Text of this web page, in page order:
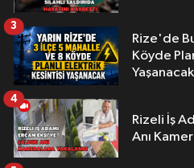
Rize'de
Köyde
Yaşanacak
3
Rizeli İş
Anı
4